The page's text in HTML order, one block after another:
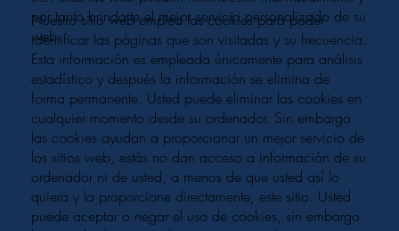
por tanto brindarte el mejor servicio personalizado de su
web.
Nuestro sitio web emplea las cookies para poder
identificar las páginas que son visitadas y su frecuencia.
Esta información es empleada únicamente para análisis
estadístico y después la información se elimina de
forma permanente. Usted puede eliminar las cookies en
cualquier momento desde su ordenador. Sin embargo
las cookies ayudan a proporcionar un mejor servicio de
los sitios web, estás no dan acceso a información de su
ordenador ni de usted, a menos de que usted así lo
quiera y la proporcione directamente, este sitio. Usted
puede aceptar o negar el uso de cookies, sin embargo